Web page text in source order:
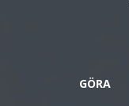
GÖRA